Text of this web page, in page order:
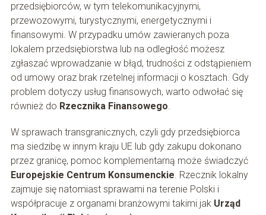
przedsiębiorców, w tym telekomunikacyjnymi,
przewozowymi, turystycznymi, energetycznymi i
finansowymi. W przypadku umów zawieranych poza
lokalem przedsiębiorstwa lub na odległość możesz
zgłaszać wprowadzanie w błąd, trudności z odstąpieniem
od umowy oraz brak rzetelnej informacji o kosztach. Gdy
problem dotyczy usług finansowych, warto odwołać się
również do Rzecznika Finansowego.
W sprawach transgranicznych, czyli gdy przedsiębiorca
ma siedzibę w innym kraju UE lub gdy zakupu dokonano
przez granicę, pomoc komplementarną może świadczyć
Europejskie Centrum Konsumenckie. Rzecznik lokalny
zajmuje się natomiast sprawami na terenie Polski i
współpracuje z organami branżowymi takimi jak Urząd